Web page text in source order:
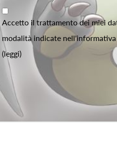
Accetto il trattamento dei miei
modalità indicate
(leggi)